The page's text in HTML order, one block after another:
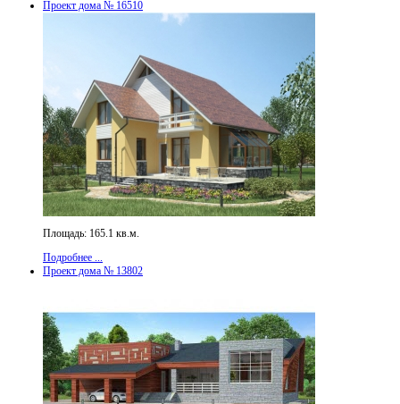
Проект дома № 16510
Площадь: 165.1 кв.м.
Подробнее ...
Проект дома № 13802